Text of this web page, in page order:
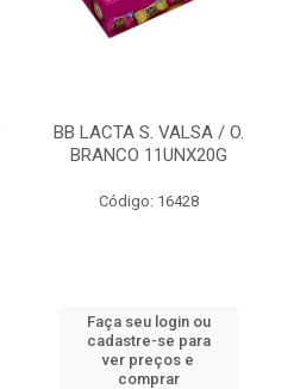
BB LACTA S. VALSA / O.
BRANCO 11UNX20G
Código: 16428
Faça seu login ou
cadastre-se para
ver preços e
comprar